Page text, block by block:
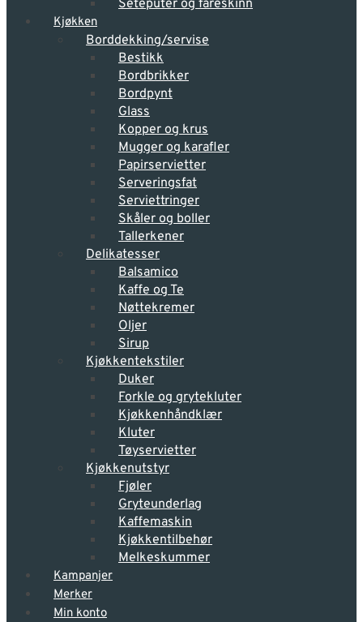
Seteputer og fåreskinn
Kjøkken
Borddekking/servise
Bestikk
Bordbrikker
Bordpynt
Glass
Kopper og krus
Mugger og karafler
Papirservietter
Serveringsfat
Serviettringer
Skåler og boller
Tallerkener
Delikatesser
Balsamico
Kaffe og Te
Nøttekremer
Oljer
Sirup
Kjøkkentekstiler
Duker
Forkle og grytekluter
Kjøkkenhåndklær
Kluter
Tøyservietter
Kjøkkenutstyr
Fjøler
Gryteunderlag
Kaffemaskin
Kjøkkentilbehør
Melkeskummer
Kampanjer
Merker
Min konto